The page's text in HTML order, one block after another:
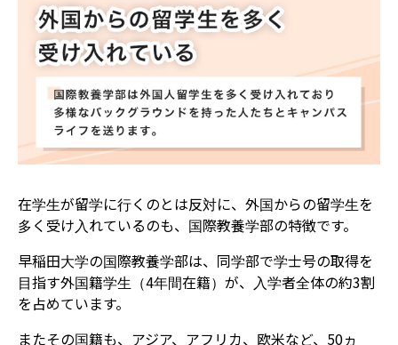
在学生が留学に行くのとは反対に、外国からの留学生を
多く受け入れているのも、国際教養学部の特徴です。
早稲田大学の国際教養学部は、同学部で学士号の取得を
目指す外国籍学生（4年間在籍）が、入学者全体の約3割
を占めています。
またその国籍も、アジア、アフリカ、欧米など、50ヵ